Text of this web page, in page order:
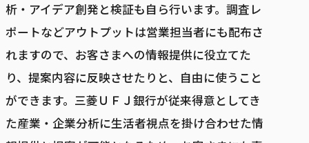
析・アイデア創発と検証も自ら行います。調査レ
ポートなどアウトプットは営業担当者にも配布さ
れますので、お客さまへの情報提供に役立てた
り、提案内容に反映させたりと、自由に使うこと
ができます。三菱ＵＦＪ銀行が従来得意としてき
た産業・企業分析に生活者視点を掛け合わせた情